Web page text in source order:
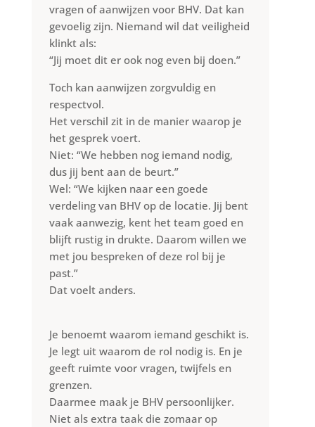
vragen of aanwijzen voor BHV. Dat kan
gevoelig zijn. Niemand wil dat veiligheid
klinkt als:
“Jij moet dit er ook nog even bij doen.”
Toch kan aanwijzen zorgvuldig en
respectvol.
Het verschil zit in de manier waarop je
het gesprek voert.
Niet: “We hebben nog iemand nodig,
dus jij bent aan de beurt.”
Wel: “We kijken naar een goede
verdeling van BHV op de locatie. Jij bent
vaak aanwezig, kent het team goed en
blijft rustig in drukte. Daarom willen we
met jou bespreken of deze rol bij je
past.”
Dat voelt anders.
Je benoemt waarom iemand geschikt is.
Je legt uit waarom de rol nodig is. En je
geeft ruimte voor vragen, twijfels en
grenzen.
Daarmee maak je BHV persoonlijker.
Niet als extra taak die zomaar op